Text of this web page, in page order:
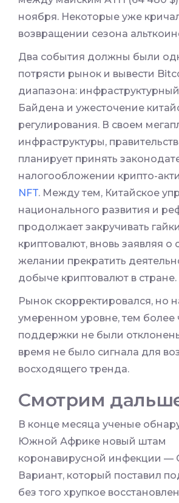
ноября. Некоторые уже
возвращении сезона
Два события должны были
потрясти рынок и вывести
диапазона:
Байдена и ужесточение
регулирования. В своем
инфраструктуры,
планирует принять
налогообложении крипто-
NFT. Между тем, Китайское
национального развития и
продолжает закручивать
криптовалют, вновь заявляя о
желании прекратить
добыче криптовалют в стране.
Рынок скорректировался, но
умеренном уровне, тем более
поддержки не были
время не было сигнала для
восходящего тренда.
Смотрим
В конце месяца ученые
Южной Африке новый штам
коронавирусной инфекции —
Вариант, который поставил
без того хрупкое